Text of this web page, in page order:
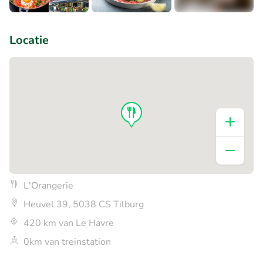
Locatie
L'Orangerie
Heuvel 39, 5038 CS Tilburg
420 km van Le Havre
0km van treinstation